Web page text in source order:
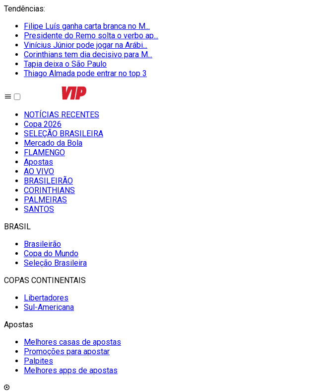
Tendências:
Filipe Luís ganha carta branca no M...
Presidente do Remo solta o verbo ap...
Vinícius Júnior pode jogar na Arábi...
Corinthians tem dia decisivo para M...
Tapia deixa o São Paulo
Thiago Almada pode entrar no top 3
NOTÍCIAS RECENTES
Copa 2026
SELEÇÃO BRASILEIRA
Mercado da Bola
FLAMENGO
Apostas
AO VIVO
BRASILEIRÃO
CORINTHIANS
PALMEIRAS
SANTOS
BRASIL
Brasileirão
Copa do Mundo
Seleção Brasileira
COPAS CONTINENTAIS
Libertadores
Sul-Americana
Apostas
Melhores casas de apostas
Promoções para apostar
Palpites
Melhores apps de apostas